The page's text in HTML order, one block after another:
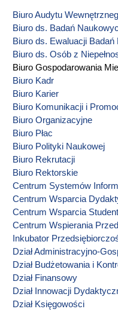
Biuro Audytu
Biuro ds. Badań
Biuro ds. Ewaluacji
Biuro ds. Osób z
Biuro Gospodarowania
Biuro Kadr
Biuro Karier
Biuro Komunikacji i
Biuro Organizacyjne
Biuro Płac
Biuro Polityki Naukowej
Biuro Rekrutacji
Biuro Rektorskie
Centrum Systemów
Centrum Wsparcia
Centrum Wsparcia
Centrum Wspierania
Inkubator
Dział Administracyjno-
Dział Budżetowania i
Dział Finansowy
Dział Innowacji
Dział Księgowości